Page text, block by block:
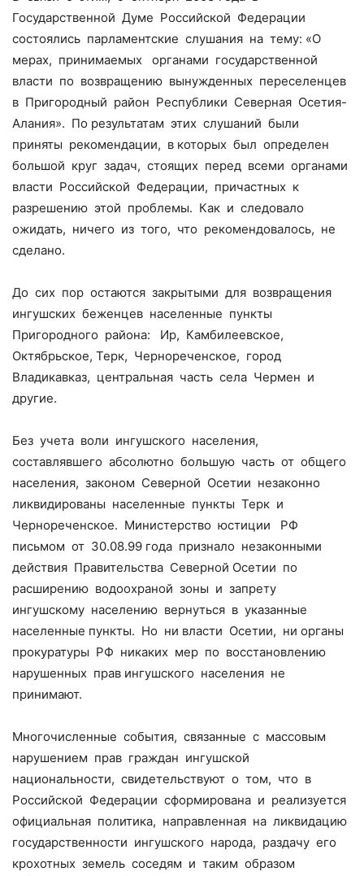
Государственной Думе Российской Федерации
состоялись парламентские слушания на тему: «О
мерах, принимаемых органами государственной
власти по возвращению вынужденных переселенцев
в Пригородный район Республики Северная Осетия-
Алания». По результатам этих слушаний были
приняты рекомендации, в которых был определен
большой круг задач, стоящих перед всеми органами
власти Российской Федерации, причастных к
разрешению этой проблемы. Как и следовало
ожидать, ничего из того, что рекомендовалось, не
сделано.
До сих пор остаются закрытыми для возвращения
ингушских беженцев населенные пункты
Пригородного района: Ир, Камбилеевское,
Октябрьское, Терк, Чернореченское, город
Владикавказ, центральная часть села Чермен и
другие.
Без учета воли ингушского населения,
составлявшего абсолютно большую часть от общего
населения, законом Северной Осетии незаконно
ликвидированы населенные пункты Терк и
Чернореченское. Министерство юстиции РФ
письмом от 30.08.99 года признало незаконными
действия Правительства Северной Осетии по
расширению водоохраной зоны и запрету
ингушскому населению вернуться в указанные
населенные пункты. Но ни власти Осетии, ни органы
прокуратуры РФ никаких мер по восстановлению
нарушенных прав ингушского населения не
принимают.
Многочисленные события, связанные с массовым
нарушением прав граждан ингушской
национальности, свидетельствуют о том, что в
Российской Федерации сформирована и реализуется
официальная политика, направленная на ликвидацию
государственности ингушского народа, раздачу его
крохотных земель соседям и таким образом